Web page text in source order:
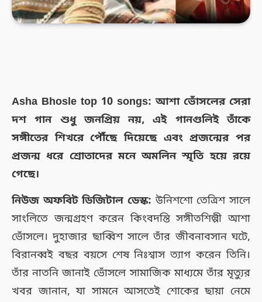
Asha Bhosle top 10 songs: আশা ভোঁসলের সেরা
দশ গান শুধু জনপ্রিয় নয়, এই গানগুলিই তাঁকে
সঙ্গীতের শিখরে পৌঁছে দিয়েছে এবং প্রজন্মের পর
প্রজন্ম ধরে শ্রোতাদের মনে অমলিন স্মৃতি হয়ে রয়ে
গেছে।
নিউজ অফবিট ডিজিটাল ডেস্ক:উনিশশো তেত্রিশ সালে
সাংলিতে জন্মগ্রহণ করেন কিংবদন্তি সঙ্গীতশিল্পী আশা
ভোঁসলে। দুহাজার ছাব্বিশ সালে তাঁর জীবনাবসান ঘটে,
বিরানব্বই বছর বয়সে শেষ নিঃশ্বাস ত্যাগ করেন তিনি।
তাঁর নাতনি জানাই ভোঁসলে সামাজিক মাধ্যমে তাঁর মৃত্যুর
খবর জানান, যা সামনে আসতেই শোকের ছায়া নেমে